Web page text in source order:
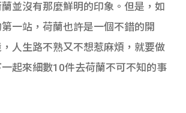
並沒有那麼鮮明的印象。但是，如
一站，荷蘭也許是一個不錯的開
人生路不熟又不想惹麻煩，就要做
起來細數10件去荷蘭不可不知的事